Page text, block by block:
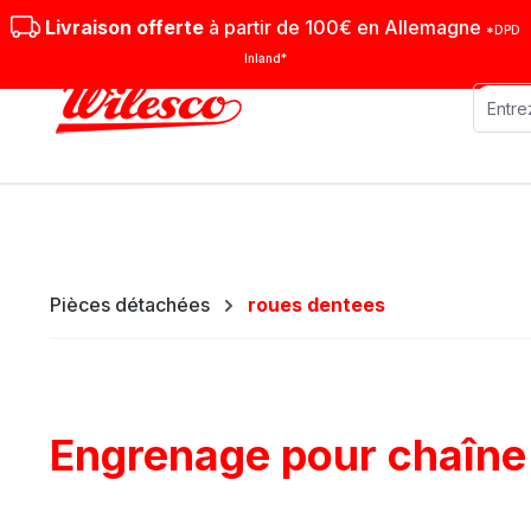
au contenu principal
Passer à la recherche
Passer à la navigation principale
Livraison offerte à partir de 100€ en Allemagne *DPD
Inland*
Pièces détachées roues dentees
Engrenage pour